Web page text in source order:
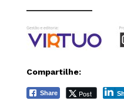
Compartilhe:
Share Post